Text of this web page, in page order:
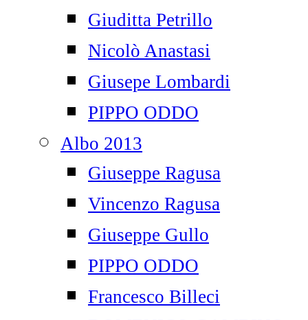
Giuditta Petrillo
Nicolò Anastasi
Giusepe Lombardi
PIPPO ODDO
Albo 2013
Giuseppe Ragusa
Vincenzo Ragusa
Giuseppe Gullo
PIPPO ODDO
Francesco Billeci